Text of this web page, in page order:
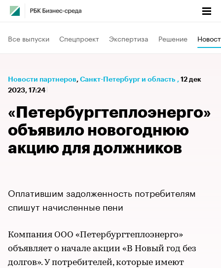
Все выпуски Спецпроект Экспертиза Решение
Новости партнеров⁠, Санкт-Петербург и область , 12 дек
2023, 17:24
«Петербургтеплоэнерго»
объявило новогоднюю
акцию для должников
Оплатившим задолженность потребителям
спишут начисленные пени
Компания ООО «Петербургтеплоэнерго»
объявляет о начале акции «В Новый год без
долгов». У потребителей, которые имеют